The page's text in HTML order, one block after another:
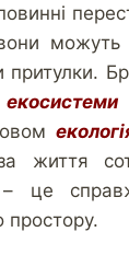
життя
це
простору.